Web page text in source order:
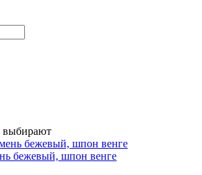
выбирают
бежевый, шпон венге